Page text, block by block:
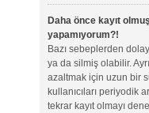
Daha önce kayıt
yapamıyorum?!
Bazı sebeplerden
ya da silmiş olabilir.
azaltmak için uzun bir
kullanıcıları periyodik
tekrar kayıt olmayı